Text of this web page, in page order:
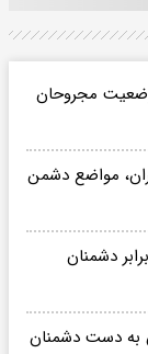
وضعیت مجروحان
مواضع دشمن
دشمنان
به دست دشمنان